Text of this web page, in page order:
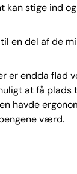
kan stige ind
en del af de
er endda flad
at få plads
havde
værd.